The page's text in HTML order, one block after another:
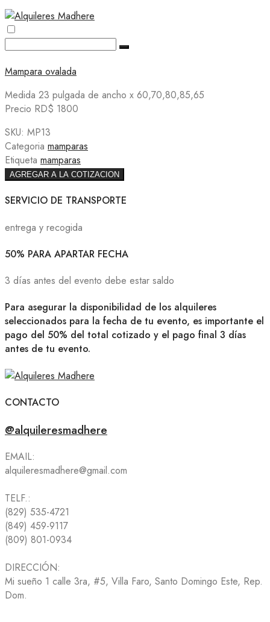
Mampara ovalada
Medida 23 pulgada de ancho x 60,70,80,85,65
Precio RD$ 1800
SKU: MP13
Categoria mamparas
Etiqueta mamparas
AGREGAR A LA COTIZACION
SERVICIO DE TRANSPORTE
entrega y recogida
50% PARA APARTAR FECHA
3 días antes del evento debe estar saldo
Para asegurar la disponibilidad de los alquileres
seleccionados para la fecha de tu evento, es importante el
pago del 50% del total cotizado y el pago final 3 días
antes de tu evento.
CONTACTO
@alquileresmadhere
EMAIL:
alquileresmadhere@gmail.com
TELF.:
(829) 535-4721
(849) 459-9117
(809) 801-0934
DIRECCIÓN:
Mi sueño 1 calle 3ra, #5, Villa Faro, Santo Domingo Este, Rep.
Dom.